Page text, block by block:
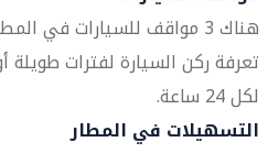
لكل 24 ساعة.
التسهيلات في المطار